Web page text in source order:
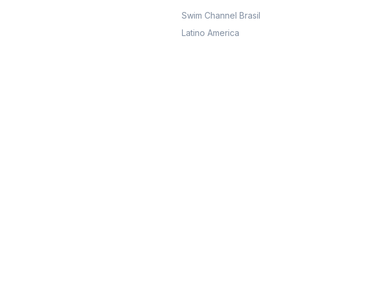
Swim Channel Brasil
Latino America